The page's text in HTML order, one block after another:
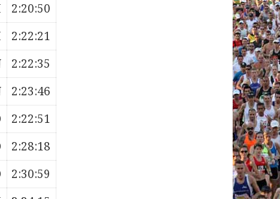
2:20:50
2:22:21
2:22:35
2:23:46
2:22:51
2:28:18
2:30:59